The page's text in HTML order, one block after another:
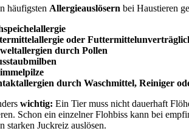
häufigsten Allergieauslösern bei Haustieren
oder
durch Pollen
durch Waschmittel, Reiniger
wichtig: Ein Tier muss nicht dauerhaft
Schon ein einzelner Flohbiss kann bei
starken Juckreiz auslösen.